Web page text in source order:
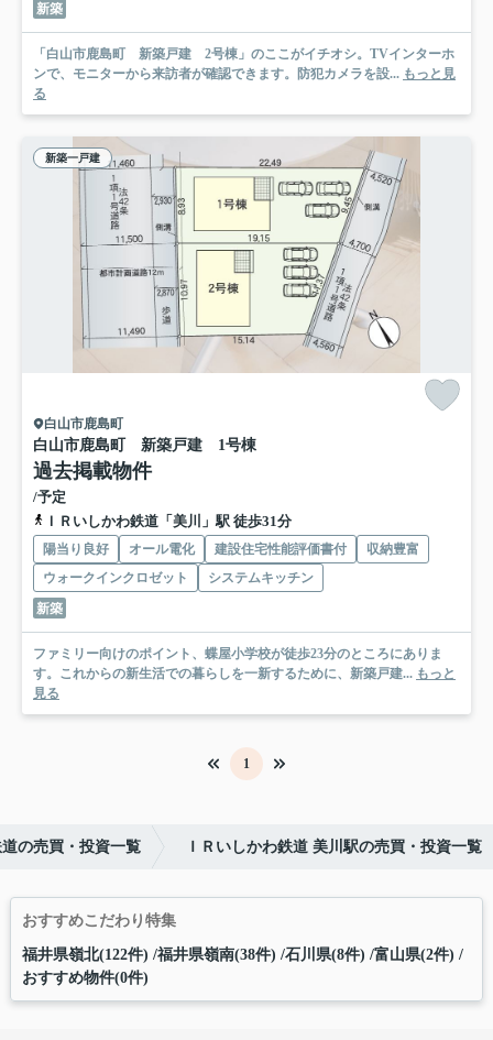
新築
「白山市鹿島町 新築戸建 2号棟」のここがイチオシ。TVインターホ
ンで、モニターから来訪者が確認できます。防犯カメラを設... もっと見
る
新築一戸建
白山市鹿島町
白山市鹿島町 新築戸建 1号棟
過去掲載物件
/予定
ＩＲいしかわ鉄道「美川」駅 徒歩31分
陽当り良好 オール電化 建設住宅性能評価書付
収納豊富
ウォークインクロゼット
システムキッチン
新築
ファミリー向けのポイント、蝶屋小学校が徒歩23分のところにありま
す。これからの新生活での暮らしを一新するために、新築戸建... もっと
見る
1
の売買・投資一覧 ＩＲいしかわ鉄道 美川駅の売買・投資一覧
おすすめこだわり特集
福井県嶺北(122件) 福井県嶺南(38件) 石川県(8件) 富山県(2件)
おすすめ物件(0件)